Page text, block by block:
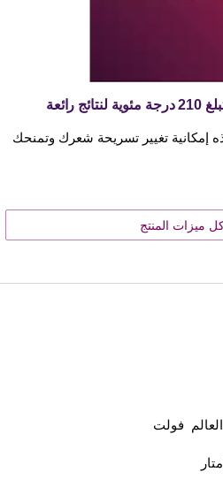
إمكانية تغيير تسريحة شعرك وتمنحك
ميزات المنتج
فولت